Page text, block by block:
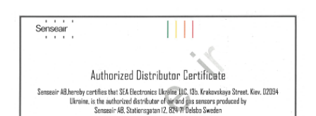
Контакти
Тех.